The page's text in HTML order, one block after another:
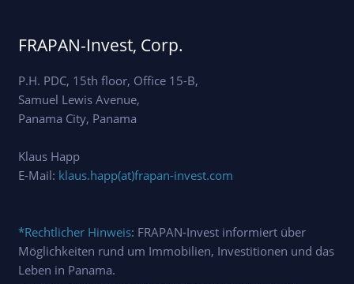
FRAPAN-Invest, Corp.
P.H. PDC, 15th floor, Office 15-B,
Samuel Lewis Avenue,
Panama City, Panama
Klaus Happ
E-Mail: klaus.happ(at)frapan-invest.com
*Rechtlicher Hinweis: FRAPAN-Invest informiert über
Möglichkeiten rund um Immobilien, Investitionen und das
Leben in Panama.